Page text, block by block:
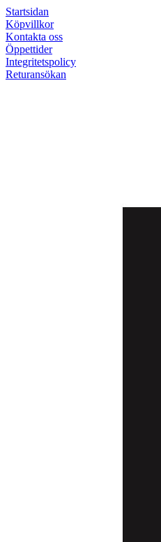
Startsidan
Köpvillkor
Kontakta oss
Öppettider
Integritetspolicy
Returansökan